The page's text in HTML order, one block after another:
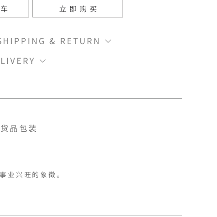
立即购买
& RETURN
货品包装
业兴旺的象徵。